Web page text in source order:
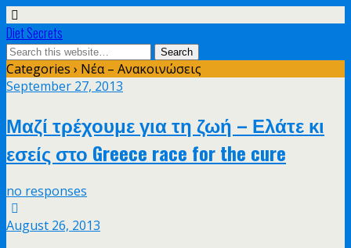
Diet Secrets
Categories › Νέα – Ανακοινώσεις
September 27, 2013
Μαζί τρέχουμε για τη ζωή – Ελάτε κι
εσείς στο Greece race for the cure
no responses
August 26, 2013